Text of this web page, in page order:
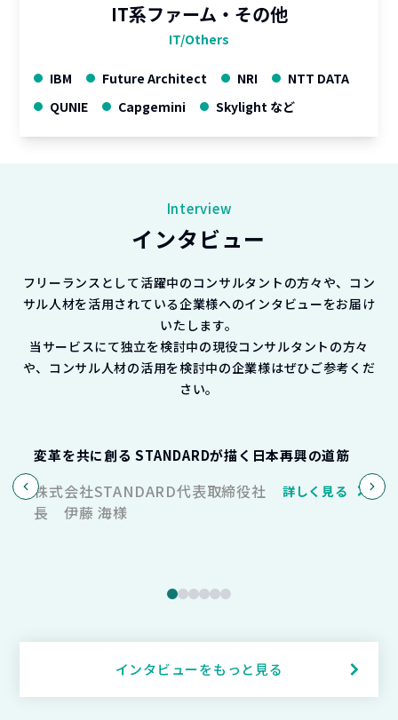
IT系ファーム・その他
IT/Others
IBM Future Architect NRI
NTT DATA
QUNIE
Capgemini Skylight など
Interview
インタビュー
フリーランスとして活躍中のコンサルタントの方々や、コン
サル人材を活用されている企業様へのインタビューをお届け
いたします。
当サービスにて独立を検討中の現役コンサルタントの方々
や、コンサル人材の活用を検討中の企業様はぜひご参考くだ
さい。
変革を共に創る STANDARDが描く日本再興の道筋
株式会社STANDARD代表取締役社
長 伊藤 海様
詳しく見る
インタビューをもっと見る